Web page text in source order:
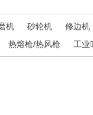
机 砂轮机
修边机
热熔枪/热风枪 工业